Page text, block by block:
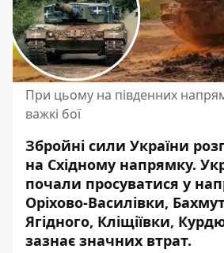
При цьому на південних
важкі бої
Збройні сили України
на Східному напрямку.
почали просуватися у
Оріхово-Василівки,
Ягідного, Кліщіївки,
зазнає значних втрат.